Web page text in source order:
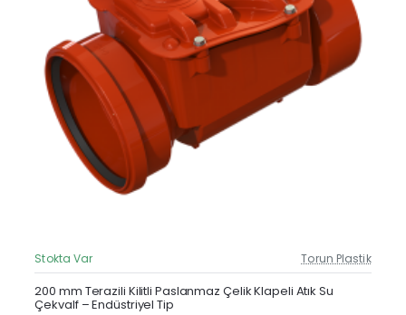
Güncel Fiyat
Stokta Var Torun Plastik
200 mm Terazili Kilitli Paslanmaz Çelik Klapeli Atık Su
Çekvalf – Endüstriyel Tip